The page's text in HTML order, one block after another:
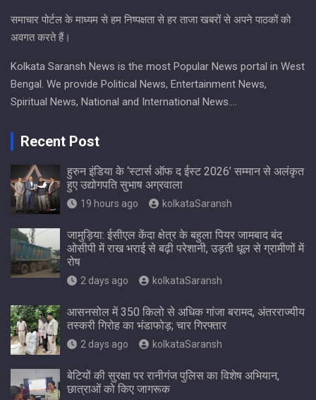
समाचार पोर्टल के माध्यम से हम निष्पक्षता से हर ताजा खबरों से अपने पाठकों को
अवगत करते हैं।
Kolkata Saransh News is the most Popular News portal in West
Bengal. We provide Political News, Entertainment News,
Spiritual News, National and International News….
Recent Post
हुरुन इंडिया के ‘स्टार्स ऑफ द ईस्ट 2026’ सम्मान से अलंकृत
हुए उद्योगपति सुभाष अग्रवाला
19 hours ago kolkataSaransh
जामुड़िया: ईसीएल केंदा क्षेत्र के बहुला पियर जामबाद बंद
ओसीपी में राख भराई से बढ़ी परेशानी, उड़ती धूल से ग्रामीणों में
रोष
2 days ago kolkataSaransh
आसनसोल में 350 किलो से अधिक गांजा बरामद, अंतरराज्यीय
तस्करी गिरोह का भंडाफोड़; चार गिरफ्तार
2 days ago kolkataSaransh
बेटियों की सुरक्षा पर रानीगंज पुलिस का विशेष अभियान,
छात्राओं को किए जागरूक